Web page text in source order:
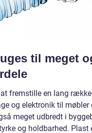
til meget
fremstille en lang
og elektronik til møbler
meget udbredt i
og holdbarhed. Plast